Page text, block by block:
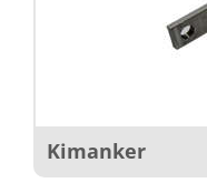
Kimanker